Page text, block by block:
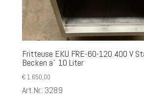
Fritteuse EKU FRE-60-120 400 V
Becken a´ 10 Liter
€1.650,00
Art.Nr.: 3289